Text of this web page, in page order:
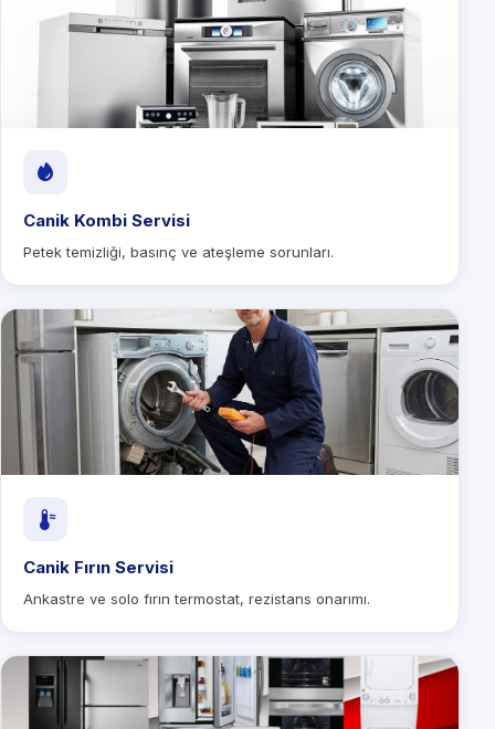
Canik Kombi Servisi
Petek temizliği, basınç ve ateşleme sorunları.
Canik Fırın Servisi
Ankastre ve solo fırın termostat, rezistans onarımı.